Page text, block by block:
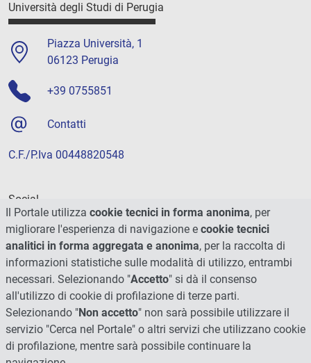
Università degli Studi di Perugia
Piazza Università, 1
06123 Perugia
+39 0755851
Contatti
C.F./P.Iva 00448820548
Social
Il Portale utilizza cookie tecnici in forma anonima, per
migliorare l'esperienza di navigazione e cookie tecnici
analitici in forma aggregata e anonima, per la raccolta di
informazioni statistiche sulle modalità di utilizzo, entrambi
necessari. Selezionando "Accetto" si dà il consenso
all'utilizzo di cookie di profilazione di terze parti.
Selezionando "Non accetto" non sarà possibile utilizzare il
servizio "Cerca nel Portale" o altri servizi che utilizzano cookie
di profilazione, mentre sarà possibile continuare la